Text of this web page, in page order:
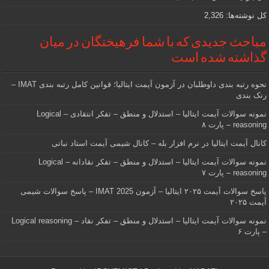
کل نوشته‌ها: 2,326
مباحث جدیدی که با شما فرهیختگان در میان
گذاشته شده است
نحوه رتبه بندی داوطلبان در آزمون آیمت ایتالیا؛ قوانین کامل رتبه بندی IMAT –
رنک بندی
نمونه سوالات آیمت ایتالیا – استدلال و منطق – تفکر انتقادی – Logical
reasoning – پارت ۸
کانال آیمت ایتالیا در نرم افزار بله – کانال شیمی آیمت استاد نباتی
نمونه سوالات آیمت ایتالیا – استدلال و منطق – تفکر نقادانه – Logical
reasoning – پارت ۷
پاسخ سوالات آیمت ۲۰۲۵ ایتالیا – آزمون IMAT 2025 – پاسخ سوالات شیمی
آیمت ۲۰۲۵
نمونه سوالات آیمت ایتالیا – استدلال و منطق – تفکر نقاد – Logical reasoning
– پارت ۶